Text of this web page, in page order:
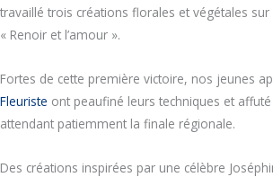
travaillé trois créations florales et végétales
« Renoir et l’amour ».
Fortes de cette première victoire, nos jeunes
Fleuriste ont peaufiné leurs techniques et
attendant patiemment la finale régionale.
Des créations inspirées par une célèbre